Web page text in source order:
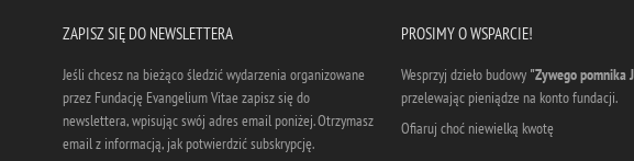
ZAPISZ SIĘ DO NEWSLETTERA
Jeśli chcesz na bieżąco śledzić wydarzenia organizowane
przez Fundację Evangelium Vitae zapisz się do
newslettera, wpisując swój adres email poniżej. Otrzymasz
email z informacją, jak potwierdzić subskrypcję.
PROSIMY O WSPARCIE!
Wesprzyj dzieło budowy "Zywego pomnika
przelewając pieniądze na konto fundacji.
Ofiaruj choć niewielką kwotę